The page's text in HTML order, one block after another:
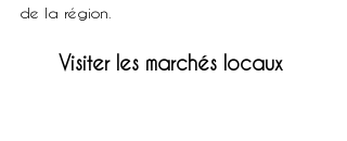
de la région.
Visiter les marchés locaux